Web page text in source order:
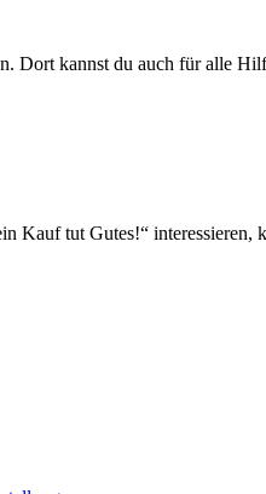
Dort kannst du auch für alle
Kauf tut Gutes!“ interessieren,